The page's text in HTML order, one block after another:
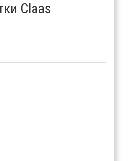
Claas